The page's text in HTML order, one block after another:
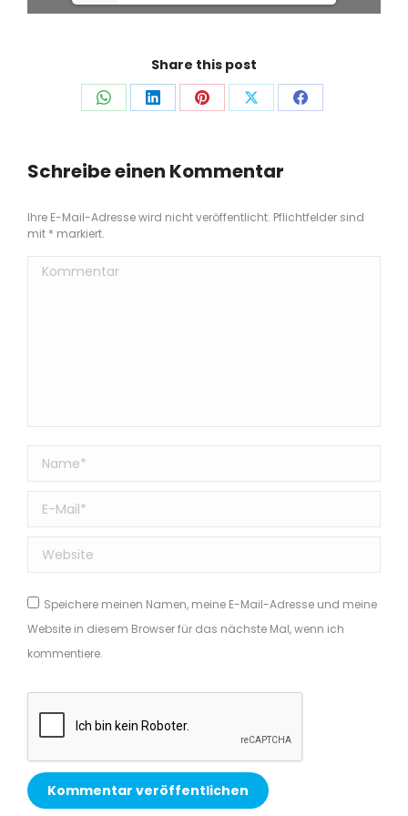
Share this post
Auf
teilen
Auf
teilen
Auf
teilen
Auf
teilen
Auf
Schreibe einen Kommentar
Ihre E-Mail-Adresse wird nicht veröffentlicht. Pflichtfelder sind
mit * markiert.
Kommentar
Name *
E-Mail *
Website
Speichere meinen Namen, meine E-Mail-Adresse und meine
Website in diesem Browser für das nächste Mal, wenn ich
kommentiere.
Kommentar veröffentlichen